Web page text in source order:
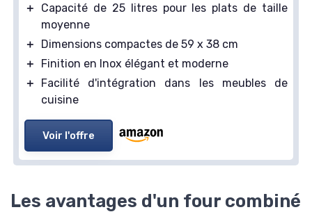
＋
Capacité de 25 litres pour les plats de taille
moyenne
＋
Dimensions compactes de 59 x 38 cm
＋
Finition en Inox élégant et moderne
＋
Facilité d'intégration dans les meubles de
cuisine
Voir l'offre
Les avantages d'un four combiné